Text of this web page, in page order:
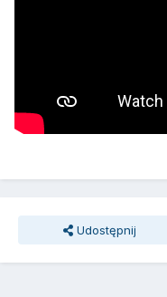
Udostępnij